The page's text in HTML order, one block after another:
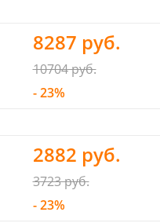
8287 руб.
10704 руб.
- 23%
2882 руб.
3723 руб.
- 23%